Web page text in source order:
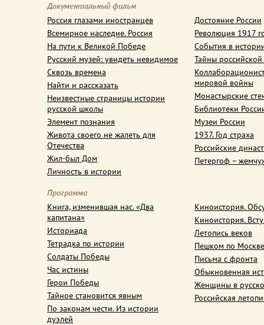
Документальный фильм
Россия глазами иностранцев
Всемирное наследие. Россия
На пути к Великой Победе
Русский музей: увидеть невидимое
Сквозь времена
Найти и рассказать
Неизвестные страницы истории
русской школы
Элемент познания
Живота своего не жалеть для
Отечества
Жил-был Дом
Личность в истории
Достояние России
Революция 1917
События в
Тайны
мировой войны
Монастырские
Библиотеки
Музеи России
1937. Год страха
Российские
Петергоф –
Программа
Книга, изменившая нас. «Два
капитана»
Историада
Тетрадка по истории
Солдаты Победы
Час истины
Герои Победы
Тайное становится явным
По законам чести. Из истории
дуэлей
Киноистория.
Киноистория.
Летопись веков
Пешком по Москве
Письма с фронта
Обыкновенная
Женщины в
Российская